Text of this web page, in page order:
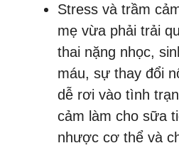
Stress và trầm
mẹ vừa phải trải
thai nặng nhọc,
máu, sự thay đổi
dễ rơi vào tình
cảm làm cho sữa
nhược cơ thể và